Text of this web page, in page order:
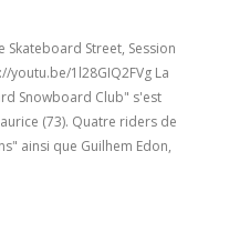
Street, Session
1l28GIQ2FVg La
Snowboard Club" s'est
(73). Quatre riders de
ainsi que Guilhem Edon,